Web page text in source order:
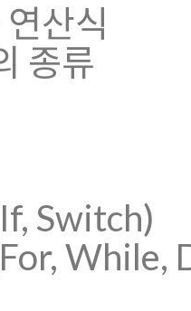
산식
종류
Switch)
While,